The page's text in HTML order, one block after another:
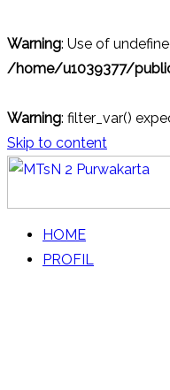
Warning: Use of
/home/u1039377/
Warning: filter_var()
Skip to content
MTsN 2 Purwakarta
Official Website
HOME
PROFIL